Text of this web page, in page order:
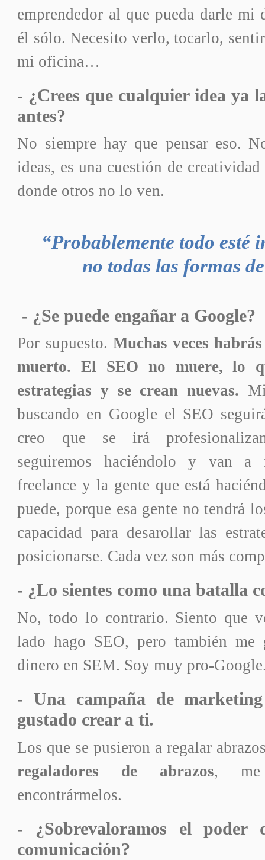
emprendedor al que pueda darle
él sólo. Necesito verlo, tocarlo,
mi oficina…
- ¿Crees que cualquier idea ya
antes?
No siempre hay que pensar eso.
ideas, es una cuestión de
donde otros no lo ven.
“Probablemente todo esté
no todas las formas
- ¿Se puede engañar a Google?
Por supuesto. Muchas veces
muerto. El SEO no muere, lo
estrategias y se crean nuevas.
buscando en Google el SEO
creo que se irá
seguiremos haciéndolo y van a
freelance y la gente que está
puede, porque esa gente no tendrá
capacidad para desarollar las
posicionarse. Cada vez son más
- ¿Lo sientes como una batalla
No, todo lo contrario. Siento que
lado hago SEO, pero también me
dinero en SEM. Soy muy pro-
- Una campaña de
gustado crear a ti.
Los que se pusieron a regalar
regaladores de abrazos, me
encontrármelos.
- ¿Sobrevaloramos el poder
comunicación?